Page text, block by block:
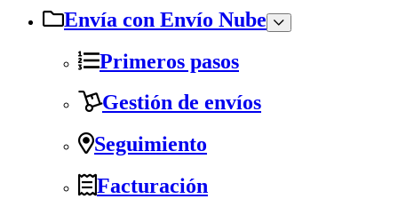
Envía con Envío Nube
Primeros pasos
Gestión de envíos
Seguimiento
Facturación